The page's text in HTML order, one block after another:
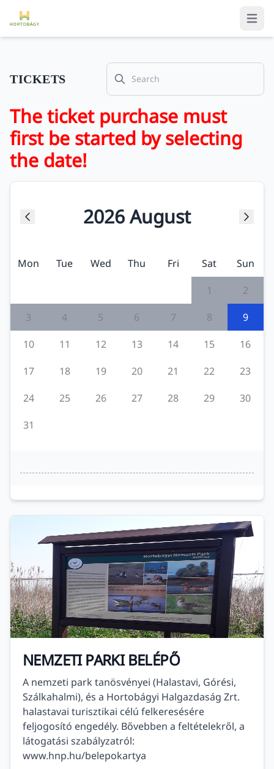
TICKETS
Search
The ticket purchase must
first be started by selecting
the date!
2026August
Mon Tue Wed Thu Fri Sat
Sun
1
2
3
4 5 6 7 8
9
10
11 12 13 14 15
16
17
18 19 20 21 22
23
24
25 26 27 28 29
30
31
NEMZETI PARKI BELÉPŐ
A nemzeti park tanösvényei (Halastavi, Górési,
Szálkahalmi), és a Hortobágyi Halgazdaság Zrt.
halastavai turisztikai célú felkeresésére
feljogosító engedély. Bővebben a feltételekről, a
látogatási szabályzatról:
www.hnp.hu/belepokartya